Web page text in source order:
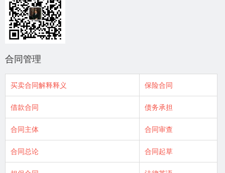
合同管理
买卖合同解释释义 保险合同
借款合同 债务承担
合同主体 合同审查
合同总论 合同起草